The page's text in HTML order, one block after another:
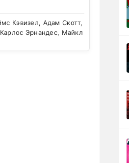
Кэвизел, Адам Скотт,
Эрнандес, Майкл